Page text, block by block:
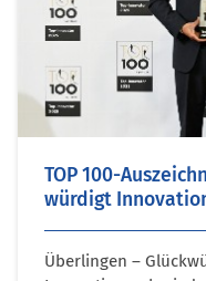
TOP 100-
würdigt
Überlingen –